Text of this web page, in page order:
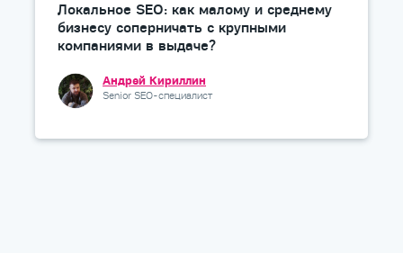
Локальное SEO: как малому и среднему
бизнесу соперничать с крупными
компаниями в выдаче?
Андрей Кириллин
Senior SEO-специалист